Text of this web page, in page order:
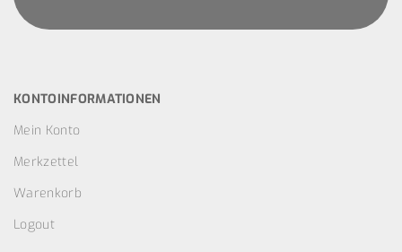
KONTOINFORMATIONEN
Mein Konto
Merkzettel
Warenkorb
Logout